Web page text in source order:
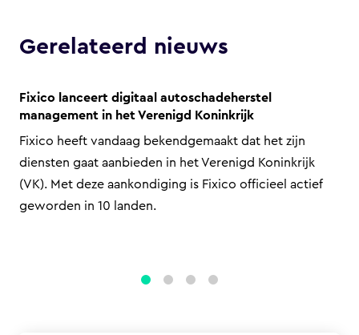
Gerelateerd nieuws
Fixico lanceert digitaal autoschadeherstel
management in het Verenigd Koninkrijk
Fixico heeft vandaag bekendgemaakt dat het zijn
diensten gaat aanbieden in het Verenigd Koninkrijk
(VK). Met deze aankondiging is Fixico officieel actief
geworden in 10 landen.